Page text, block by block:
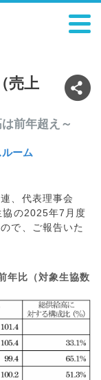
売上
前年超え～
ーム
、代表理事会
の2025年7月度
で、ご報告いた
年比（対象生協数